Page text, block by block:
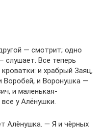
— смотрит; одно
слушает. Все теперь
и храбрый Заяц,
Воробей, и Воронушка —
и маленькая-
у Алёнушки.
Алёнушка. — Я и чёрных